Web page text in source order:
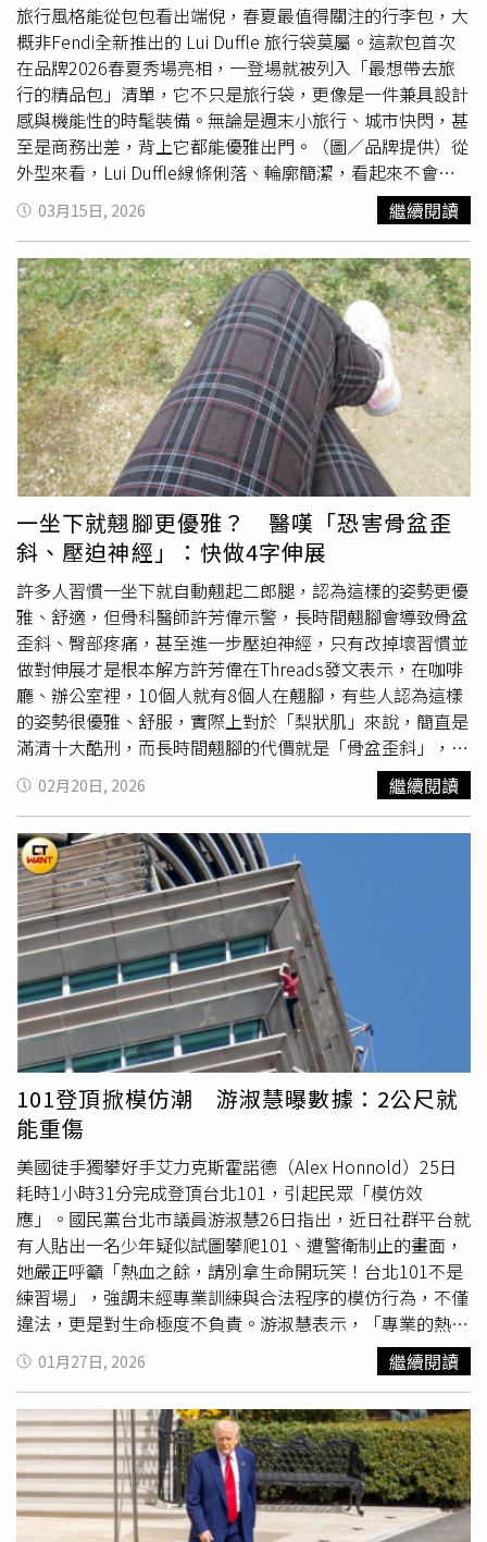
旅行風格能從包包看出端倪，春夏最值得關注的行李包，大
概非Fendi全新推出的 Lui Duffle 旅行袋莫屬。這款包首次
在品牌2026春夏秀場亮相，一登場就被列入「最想帶去旅
行的精品包」清單，它不只是旅行袋，更像是一件兼具設計
感與機能性的時髦裝備。無論是週末小旅行、城市快閃，甚
至是商務出差，背上它都能優雅出門。（圖／品牌提供）從
外型來看，Lui Duffle線條俐落、輪廓簡潔，看起來不會過
於張揚，但細節處卻藏滿品牌識別。例如袋角的FF金屬配
件，一眼就能看出FENDI的經典DNA，讓整體包款多了一點
精緻的存在感。材質部分則是這顆包最迷人的地方，以極致
柔軟的粒面皮革打造，摸起來帶著細膩紋理與柔軟手感，既
有奢華質感，也保有旅行包應有的耐用度。（圖／品牌提
供）在色彩與工藝細節上，充分體現FENDI 對品質的極致
講究，從經典黑色到棕色 Selleria 縫線 - 這項從 1925 年沿
襲至今，深受羅馬大師級馬具工匠啟發的招牌工藝，正
是 FENDI 手工製作卓越工藝的象徵。每一件作品皆由單一
工匠從頭至尾親手縫製而成，賦予每只旅行袋獨一無二的手
工溫度與卓越靈魂。（圖／品牌提供）Lui Duffle 在機能設
計上也相當貼心。包款提供45中型與55大型兩種尺寸，容
量剛好能應付不同的旅行需求。袋口採用雙滑頭長拉鍊設
計，開合流暢、取物輕鬆自如。（圖／品牌提供）側邊的按
釦設計則可以依照需求調整包身形狀，行李多時可以撐開容
量，東西少時則能收出俐落線條。包內採用防潑水高科技布
料內襯，還配置平貼拉鍊內袋，讓護照、耳機或小物都能好
好收納。更貼心的是，它還附有可固定在行李箱拉桿上的皮
革掛帶。（圖／品牌提供）在背負舒適度上，Lui Duffle 也
沒有忽略。厚實 軟墊提把握感紮實，而可拆卸、可調節的肩
背帶，則讓包款能在手提與肩背之間自由切換。再加上鍍鈀
金屬配件的細節點綴，整體質感低調卻精緻。
03月15日, 2026 繼續閱讀
一坐下就翹腳更優雅？ 醫嘆「恐害骨盆歪
斜、壓迫神經」：快做4字伸展
許多人習慣一坐下就自動翹起二郎腿，認為這樣的姿勢更優
雅、舒適，但骨科醫師許芳偉示警，長時間翹腳會導致骨盆
歪斜、臀部疼痛，甚至進一步壓迫神經，只有改掉壞習慣並
做對伸展才是根本解方許芳偉在Threads發文表示，在咖啡
廳、辦公室裡，10個人就有8個人在翹腳，有些人認為這樣
的姿勢很優雅、舒服，實際上對於「梨狀肌」來說，簡直是
滿清十大酷刑，而長時間翹腳的代價就是「骨盆歪斜」，如
果肌肉長期緊繃發炎，最後會壓迫神經。許芳偉舉例說明，
有位秘書小姐平時坐著時習慣右腳跨左腳，結果最近右邊屁
股痛到無法正坐，只能歪著屁股坐，而這就是典型的「姿勢
不良型」梨狀肌症候群，雖然藥物能救急，改掉翹腳習慣及
做對伸展，才是長久之計。如果想要緩解不適症狀，許芳偉
建議，可以嘗試「坐姿4字伸展」，首先要「坐正」，坐在
沒有輪子的椅子上；接著要「翹腳」，把痛的那隻腳跨到另
一隻腳膝蓋上，像比個「4」；再來是「前壓」，身體打
直，慢慢往前傾；最後要「停留」，感覺屁股深處有被拉開
的痠痛感，停留30至40秒。許芳偉也提醒，感覺到屁股疼
痛時，不要再亂用滾筒壓痛點，否則恐怕會把神經壓得更發
炎。另外，許芳偉提到，椅子太硬也是「讓屁股慘叫」的兇
手之一，應該換個軟墊，放下二郎腿，每天做「4字伸
展」，別讓屁股成為久坐的犧牲品。
02月20日, 2026 繼續閱讀
101登頂掀模仿潮 游淑慧曝數據：2公尺就
能重傷
美國徒手獨攀好手艾力克斯霍諾德（Alex Honnold）25日
耗時1小時31分完成登頂台北101，引起民眾「模仿效
應」。國民黨台北市議員游淑慧26日指出，近日社群平台就
有人貼出一名少年疑似試圖攀爬101、遭警衛制止的畫面，
她嚴正呼籲「熱血之餘，請別拿生命開玩笑！台北101不是
練習場」，強調未經專業訓練與合法程序的模仿行為，不僅
違法，更是對生命極度不負責。游淑慧表示，「專業的熱血
背後，是長年累積的極致訓練與周密安全規畫；盲目模仿只
會把人送進急診室」。她提到，「兩公尺的高度，就能毀掉
健康」，許多人以為「不高、有軟墊」就沒事，但根據她向
體育局調閱相關數據後發現，北市攀岩館在民國111至114
年間已發生9件嚴重申訴案，其中8件為骨折，甚至包含相當
嚴重的「脊椎壓迫性骨折」，而受傷族群多為「初次體驗
者」，不少人僅從約2公尺（不到半層樓高）摔落就造成重
傷。游淑慧說，為了「補齊安全防護網」，她在接獲去年攀
01月27日, 2026 繼續閱讀